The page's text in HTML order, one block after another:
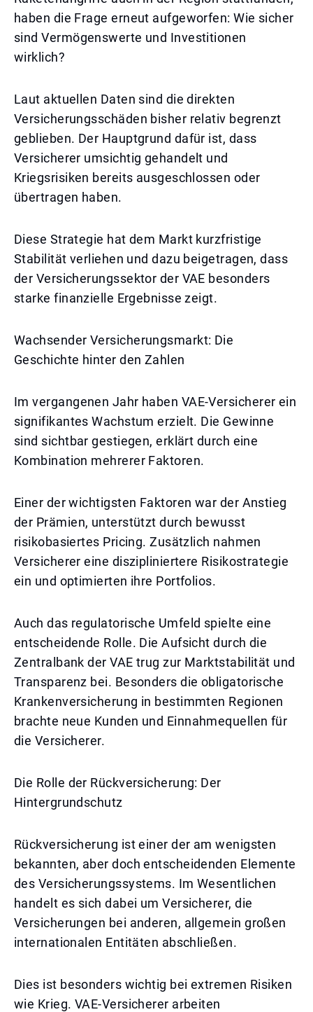
haben die Frage erneut aufgeworfen: Wie sicher
sind Vermögenswerte und Investitionen
wirklich?
Laut aktuellen Daten sind die direkten
Versicherungsschäden bisher relativ begrenzt
geblieben. Der Hauptgrund dafür ist, dass
Versicherer umsichtig gehandelt und
Kriegsrisiken bereits ausgeschlossen oder
übertragen haben.
Diese Strategie hat dem Markt kurzfristige
Stabilität verliehen und dazu beigetragen, dass
der Versicherungssektor der VAE besonders
starke finanzielle Ergebnisse zeigt.
Wachsender Versicherungsmarkt: Die
Geschichte hinter den Zahlen
Im vergangenen Jahr haben VAE-Versicherer ein
signifikantes Wachstum erzielt. Die Gewinne
sind sichtbar gestiegen, erklärt durch eine
Kombination mehrerer Faktoren.
Einer der wichtigsten Faktoren war der Anstieg
der Prämien, unterstützt durch bewusst
risikobasiertes Pricing. Zusätzlich nahmen
Versicherer eine diszipliniertere Risikostrategie
ein und optimierten ihre Portfolios.
Auch das regulatorische Umfeld spielte eine
entscheidende Rolle. Die Aufsicht durch die
Zentralbank der VAE trug zur Marktstabilität und
Transparenz bei. Besonders die obligatorische
Krankenversicherung in bestimmten Regionen
brachte neue Kunden und Einnahmequellen für
die Versicherer.
Die Rolle der Rückversicherung: Der
Hintergrundschutz
Rückversicherung ist einer der am wenigsten
bekannten, aber doch entscheidenden Elemente
des Versicherungssystems. Im Wesentlichen
handelt es sich dabei um Versicherer, die
Versicherungen bei anderen, allgemein großen
internationalen Entitäten abschließen.
Dies ist besonders wichtig bei extremen Risiken
wie Krieg. VAE-Versicherer arbeiten